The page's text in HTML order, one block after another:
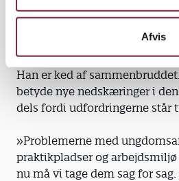
Afvis
helligdagene ind, mens vores
siger Henning Pedersen.
Han er ked af
betyde nye nedskæringer i
dels fordi udfordringerne står
»Problemerne med
praktikpladser og
nu må vi tage dem sag for